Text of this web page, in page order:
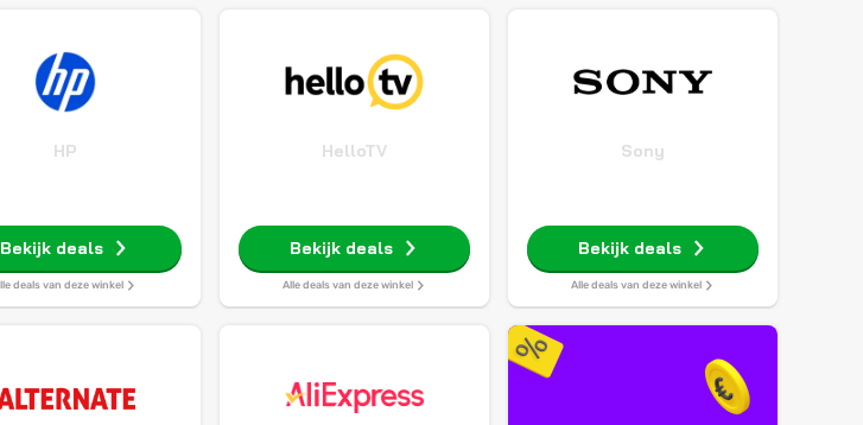
HP
Bekijk deals
deals van deze winkel
HelloTV
Bekijk deals
Alle deals van deze winkel
Sony
Bekijk deals
Alle deals van deze winkel